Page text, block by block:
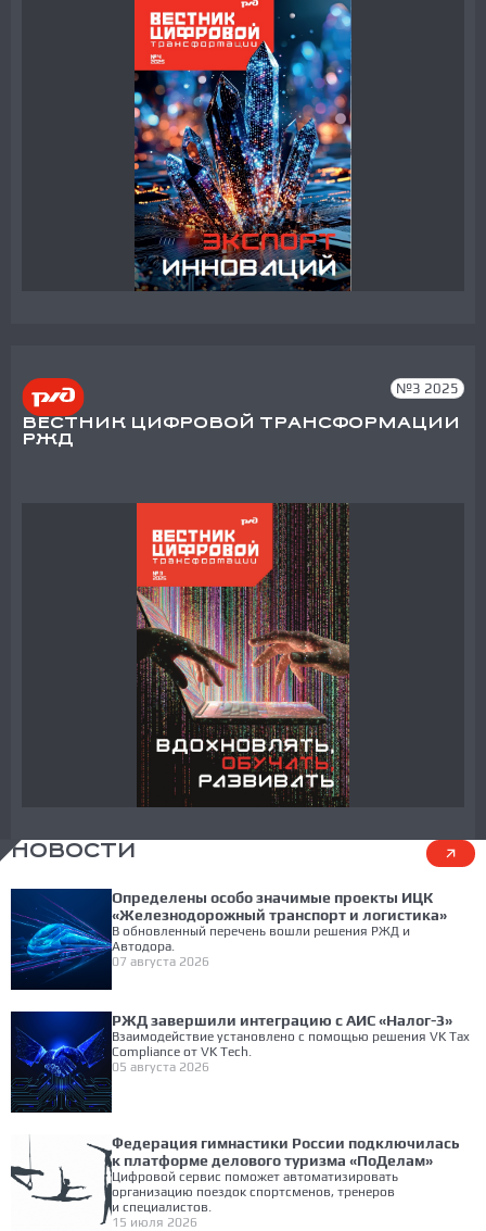
№3 2025
ВЕСТНИК ЦИФРОВОЙ ТРАНСФОРМАЦИИ
РЖД
НОВОСТИ
Определены особо значимые проекты ИЦК
«Железнодорожный транспорт и логистика»
В обновленный перечень вошли решения РЖД и
Автодора.
07 августа 2026
РЖД завершили интеграцию с АИС «Налог-3»
Взаимодействие установлено с помощью решения VK Tax
Compliance от VK Tech.
05 августа 2026
Федерация гимнастики России подключилась
к платформе делового туризма «ПоДелам»
Цифровой сервис поможет автоматизировать
организацию поездок спортсменов, тренеров
и специалистов.
15 июля 2026